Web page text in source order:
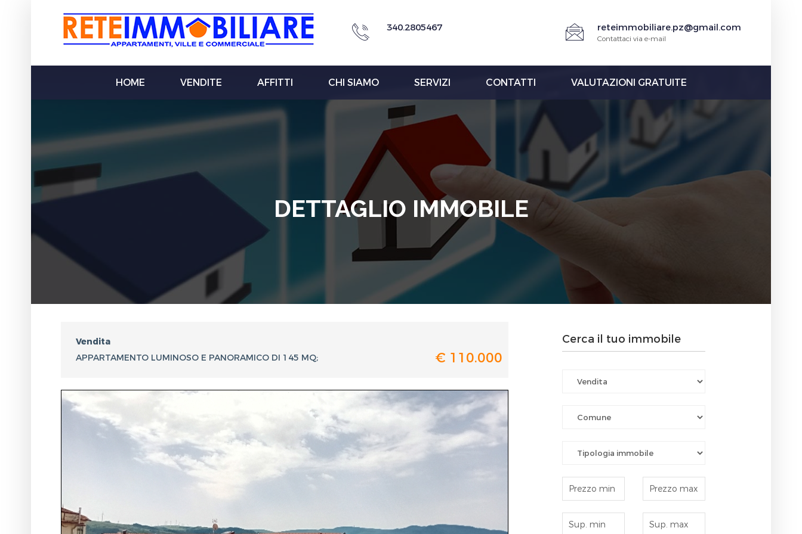
340.2805467 reteimmobiliare.pz@gmail.com
Contattaci via e-mail
HOME VENDITE AFFITTI CHI SIAMO SERVIZI CONTATTI VALUTAZIONI GRATUITE
DETTAGLIO IMMOBILE
Vendita
APPARTAMENTO LUMINOSO E PANORAMICO DI 145 MQ;
€ 110.000
Cerca il tuo immobile